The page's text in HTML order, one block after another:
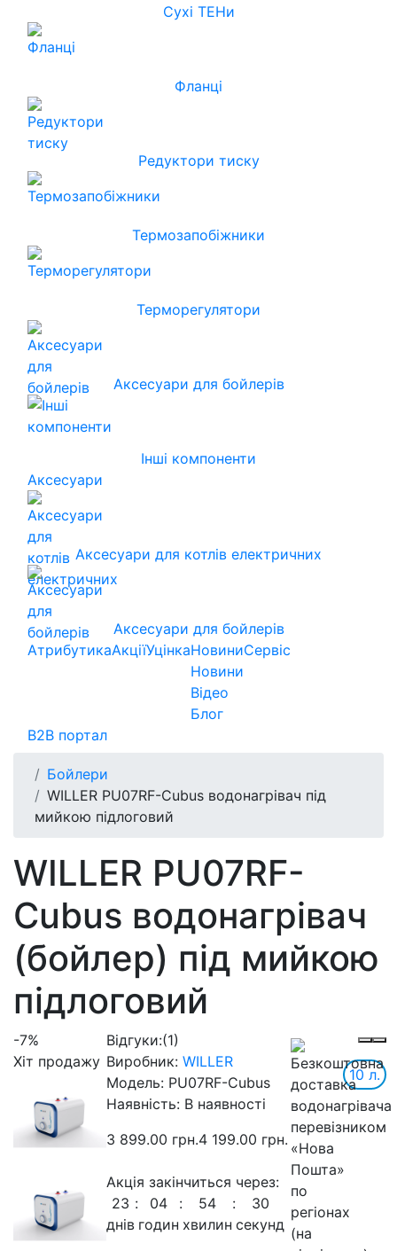
Сухі ТЕНи
Фланці
Редуктори тиску
Термозапобіжники
Терморегулятори
Аксесуари для бойлерів
Інші компоненти
Аксесуари
Аксесуари для котлів електричних
Аксесуари для бойлерів
АтрибутикаАкціїУцінкаНовини
Новини
Відео
Блог
Сервіс
B2B портал
Бойлери
WILLER PU07RF-Cubus водонагрівач під
мийкою підлоговий
WILLER PU07RF-
Cubus водонагрівач
(бойлер) під мийкою
підлоговий
-7%
Хіт продажу
Відгуки:(1)
10 л.
Виробник: WILLER
Модель: PU07RF-Cubus
Наявність: В наявності
3 899.00 грн.4 199.00 грн.
Акція закінчиться через:
23
днів
:
04
годин
:
54
хвилин
:
29
секунд